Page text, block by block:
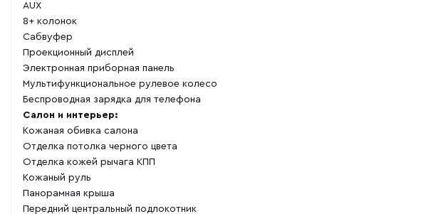
AUX
8+ колонок
Сабвуфер
Проекционный дисплей
Электронная приборная панель
Мультифункциональное рулевое колесо
Беспроводная зарядка для телефона
Салон и интерьер:
Кожаная обивка салона
Отделка потолка черного цвета
Отделка кожей рычага КПП
Кожаный руль
Панорамная крыша
Передний центральный подлокотник